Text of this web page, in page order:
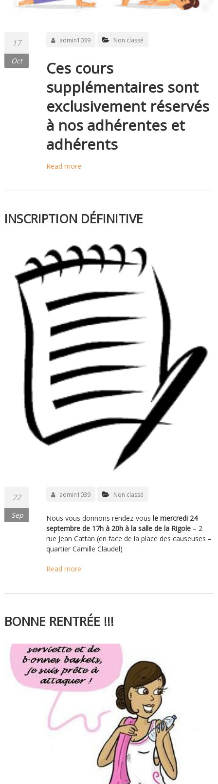
17
Oct
admin1039 Non classé
Ces cours
supplémentaires sont
exclusivement réservés
à nos adhérentes et
adhérents
Read more
INSCRIPTION DÉFINITIVE
22
Sep
admin1039 Non classé
Nous vous donnons rendez-vous le mercredi 24
septembre de 17h à 20h à la salle de la Rigole– 2
rue Jean Cattan (en face de la place des causeuses –
quartier Camille Claudel)
Read more
BONNE RENTRÉE !!!